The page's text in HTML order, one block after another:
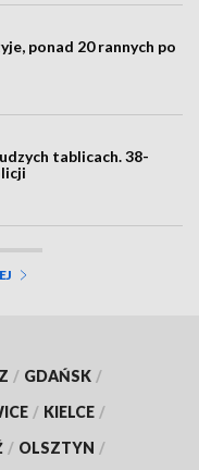
ponad 20 rannych po
tablicach. 38-
/ GDAŃSK /
/ KIELCE /
/ OLSZTYN /